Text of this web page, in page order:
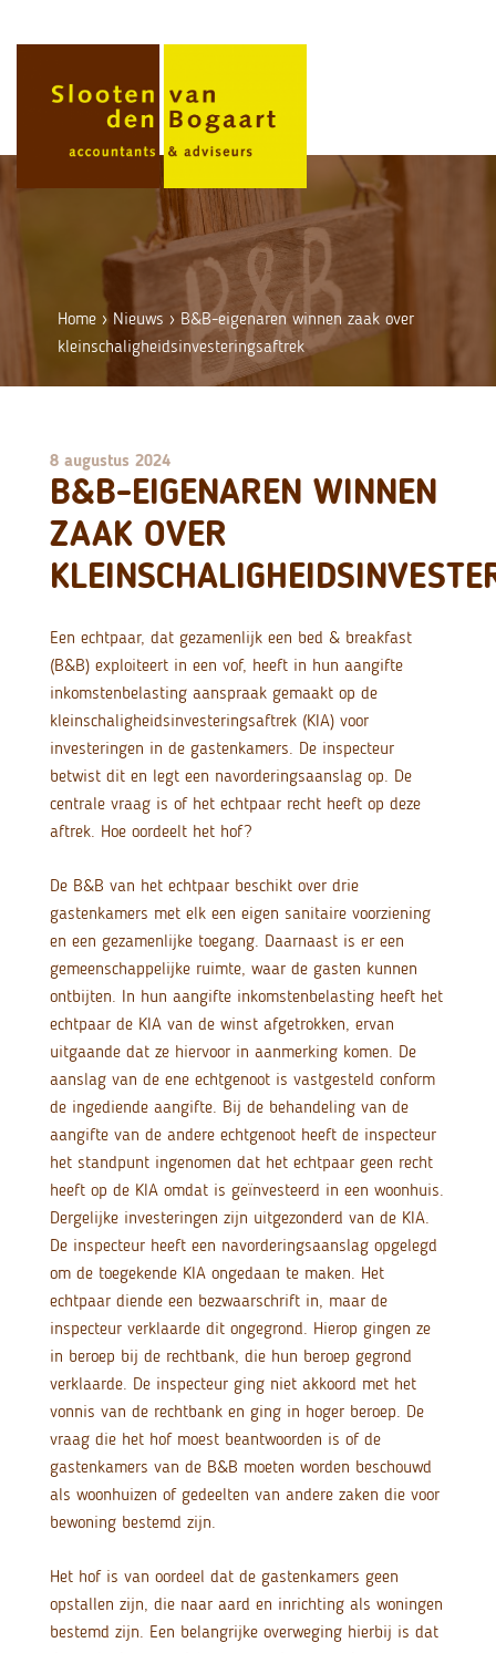
Home › Nieuws › B&B-eigenaren winnen zaak over
kleinschaligheidsinvesteringsaftrek
8 augustus 2024
B&B-EIGENAREN WINNEN
ZAAK OVER
Een echtpaar, dat gezamenlijk een bed & breakfast
(B&B) exploiteert in een vof, heeft in hun aangifte
inkomstenbelasting aanspraak gemaakt op de
kleinschaligheidsinvesteringsaftrek (KIA) voor
investeringen in de gastenkamers. De inspecteur
betwist dit en legt een navorderingsaanslag op. De
centrale vraag is of het echtpaar recht heeft op deze
aftrek. Hoe oordeelt het hof?
De B&B van het echtpaar beschikt over drie
gastenkamers met elk een eigen sanitaire voorziening
en een gezamenlijke toegang. Daarnaast is er een
gemeenschappelijke ruimte, waar de gasten kunnen
ontbijten. In hun aangifte inkomstenbelasting heeft het
echtpaar de KIA van de winst afgetrokken, ervan
uitgaande dat ze hiervoor in aanmerking komen. De
aanslag van de ene echtgenoot is vastgesteld conform
de ingediende aangifte. Bij de behandeling van de
aangifte van de andere echtgenoot heeft de inspecteur
het standpunt ingenomen dat het echtpaar geen recht
heeft op de KIA omdat is geïnvesteerd in een woonhuis.
Dergelijke investeringen zijn uitgezonderd van de KIA.
De inspecteur heeft een navorderingsaanslag opgelegd
om de toegekende KIA ongedaan te maken. Het
echtpaar diende een bezwaarschrift in, maar de
inspecteur verklaarde dit ongegrond. Hierop gingen ze
in beroep bij de rechtbank, die hun beroep gegrond
verklaarde. De inspecteur ging niet akkoord met het
vonnis van de rechtbank en ging in hoger beroep. De
vraag die het hof moest beantwoorden is of de
gastenkamers van de B&B moeten worden beschouwd
als woonhuizen of gedeelten van andere zaken die voor
bewoning bestemd zijn.
Het hof is van oordeel dat de gastenkamers geen
opstallen zijn, die naar aard en inrichting als woningen
bestemd zijn. Een belangrijke overweging hierbij is dat